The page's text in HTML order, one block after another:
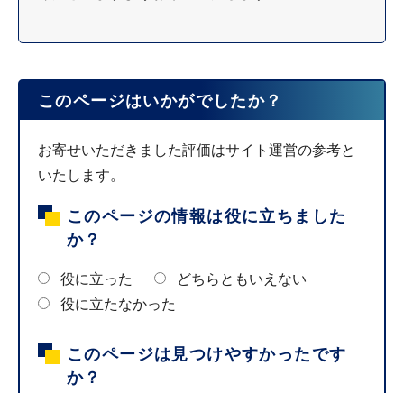
このページはいかがでしたか？
お寄せいただきました評価はサイト運営の参考と
いたします。
このページの情報は役に立ちました
か？
役に立った
どちらともいえない
役に立たなかった
このページは見つけやすかったです
か？